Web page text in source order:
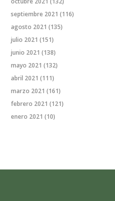
septiembre 2021 (116)
agosto 2021 (135)
julio 2021 (151)
junio 2021 (138)
mayo 2021 (132)
abril 2021 (111)
marzo 2021 (161)
febrero 2021 (121)
enero 2021 (10)